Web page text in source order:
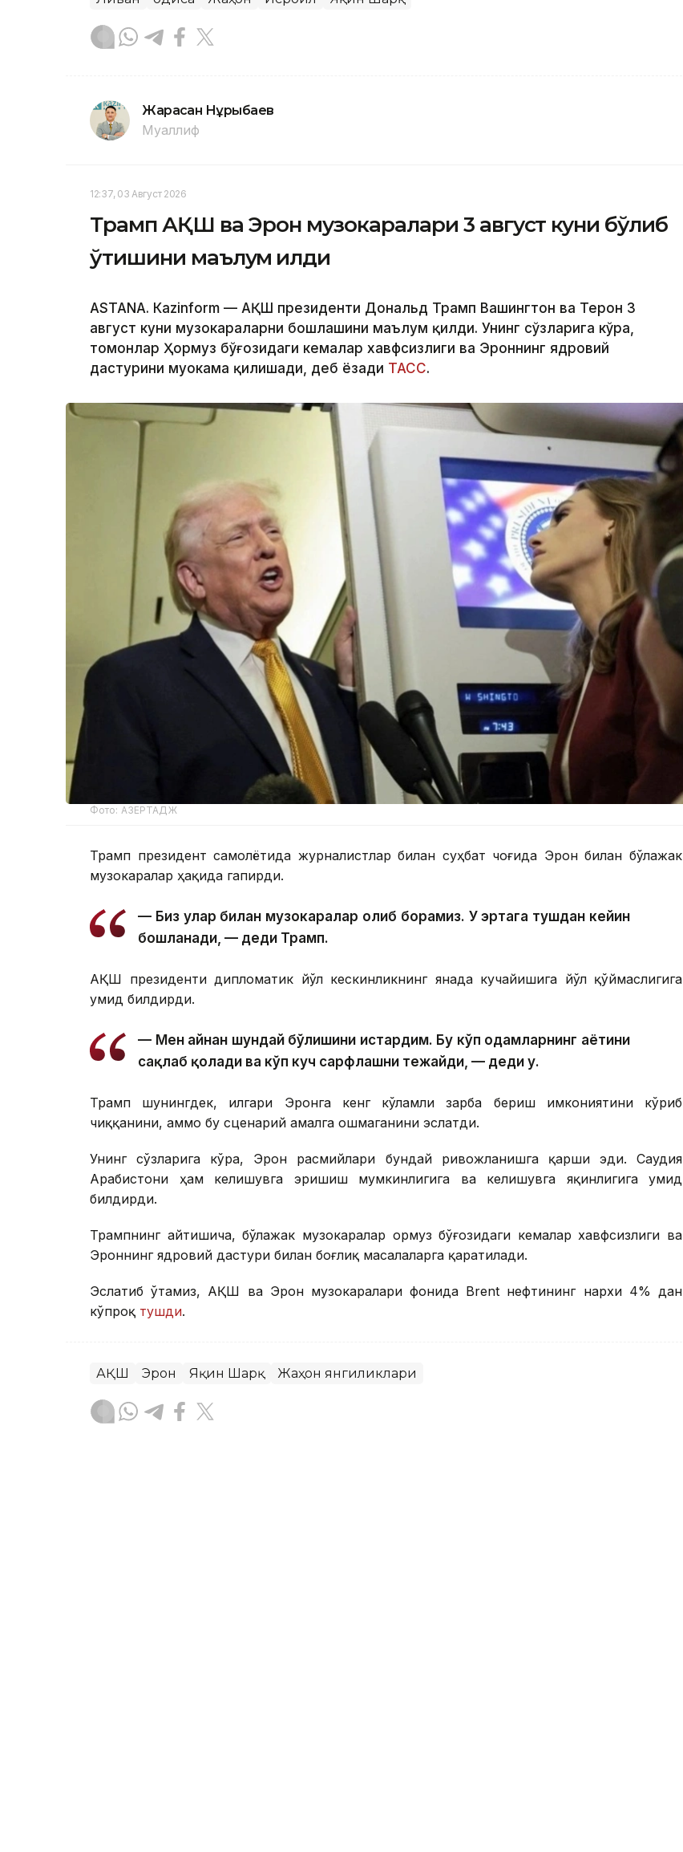
Жарасқан Нұрыбаев
Муаллиф
12:37, 03 Август 2026
Трамп АҚШ ва Эрон музокаралари 3 август куни бўлиб
ўтишини маълум қилди
ASTANА. Кazinform — АҚШ президенти Дональд Трамп Вашингтон ва Теҳрон 3
август куни музокараларни бошлашини маълум қилди. Унинг сўзларига кўра,
томонлар Ҳормуз бўғозидаги кемалар хавфсизлиги ва Эроннинг ядровий
дастурини муҳокама қилишади, деб ёзади ТАСС.
Фото: АЗЕРТАДЖ
Трамп президент самолётида журналистлар билан суҳбат чоғида Эрон билан бўлажак
музокаралар ҳақида гапирди.
— Биз улар билан музокаралар олиб борамиз. У эртага тушдан кейин
бошланади, — деди Трамп.
АҚШ президенти дипломатик йўл кескинликнинг янада кучайишига йўл қўймаслигига
умид билдирди.
— Мен айнан шундай бўлишини истардим. Бу кўп одамларнинг ҳаётини
сақлаб қолади ва кўп куч сарфлашни тежайди, — деди у.
Трамп шунингдек, илгари Эронга кенг кўламли зарба бериш имкониятини кўриб
чиққанини, аммо бу сценарий амалга ошмаганини эслатди.
Унинг сўзларига кўра, Эрон расмийлари бундай ривожланишга қарши эди. Саудия
Арабистони ҳам келишувга эришиш мумкинлигига ва келишувга яқинлигига умид
билдирди.
Трампнинг айтишича, бўлажак музокаралар Ҳормуз бўғозидаги кемалар хавфсизлиги ва
Эроннинг ядровий дастури билан боғлиқ масалаларга қаратилади.
Эслатиб ўтамиз, АҚШ ва Эрон музокаралари фонида Brent нефтининг нархи 4% дан
кўпроқ тушди.
АҚШ Эрон Яқин Шарқ Жаҳон янгиликлари